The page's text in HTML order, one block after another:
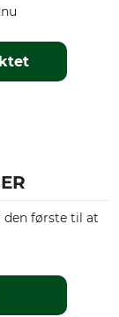
første til at